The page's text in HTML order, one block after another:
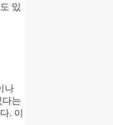
있
나
다는
. 이